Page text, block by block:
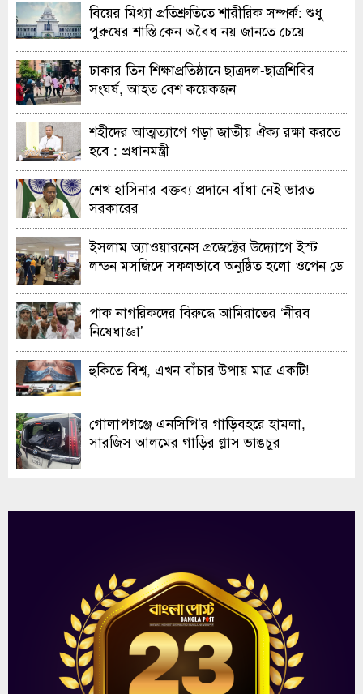
বিয়ের মিথ্যা প্রতিশ্রুতিতে শারীরিক সম্পর্ক: শুধু
পুরুষের শাস্তি কেন অবৈধ নয় জানতে চেয়ে
হাইকোর্টের রুল
ঢাকার তিন শিক্ষাপ্রতিষ্ঠানে ছাত্রদল-ছাত্রশিবির
সংঘর্ষ, আহত বেশ কয়েকজন
শহীদের আত্মত্যাগে গড়া জাতীয় ঐক্য রক্ষা করতে
হবে : প্রধানমন্ত্রী
শেখ হাসিনার বক্তব্য প্রদানে বাঁধা নেই ভারত
সরকারের
ইসলাম অ্যাওয়ারনেস প্রজেক্টের উদ্যোগে ইস্ট
লন্ডন মসজিদে সফলভাবে অনুষ্ঠিত হলো ওপেন ডে
পাক নাগরিকদের বিরুদ্ধে আমিরাতের ‘নীরব
নিষেধাজ্ঞা’
হুকিতে বিশ্ব, এখন বাঁচার উপায় মাত্র একটি!
গোলাপগঞ্জে এনসিপি’র গাড়িবহরে হামলা,
সারজিস আলমের গাড়ির গ্লাস ভাঙচুর